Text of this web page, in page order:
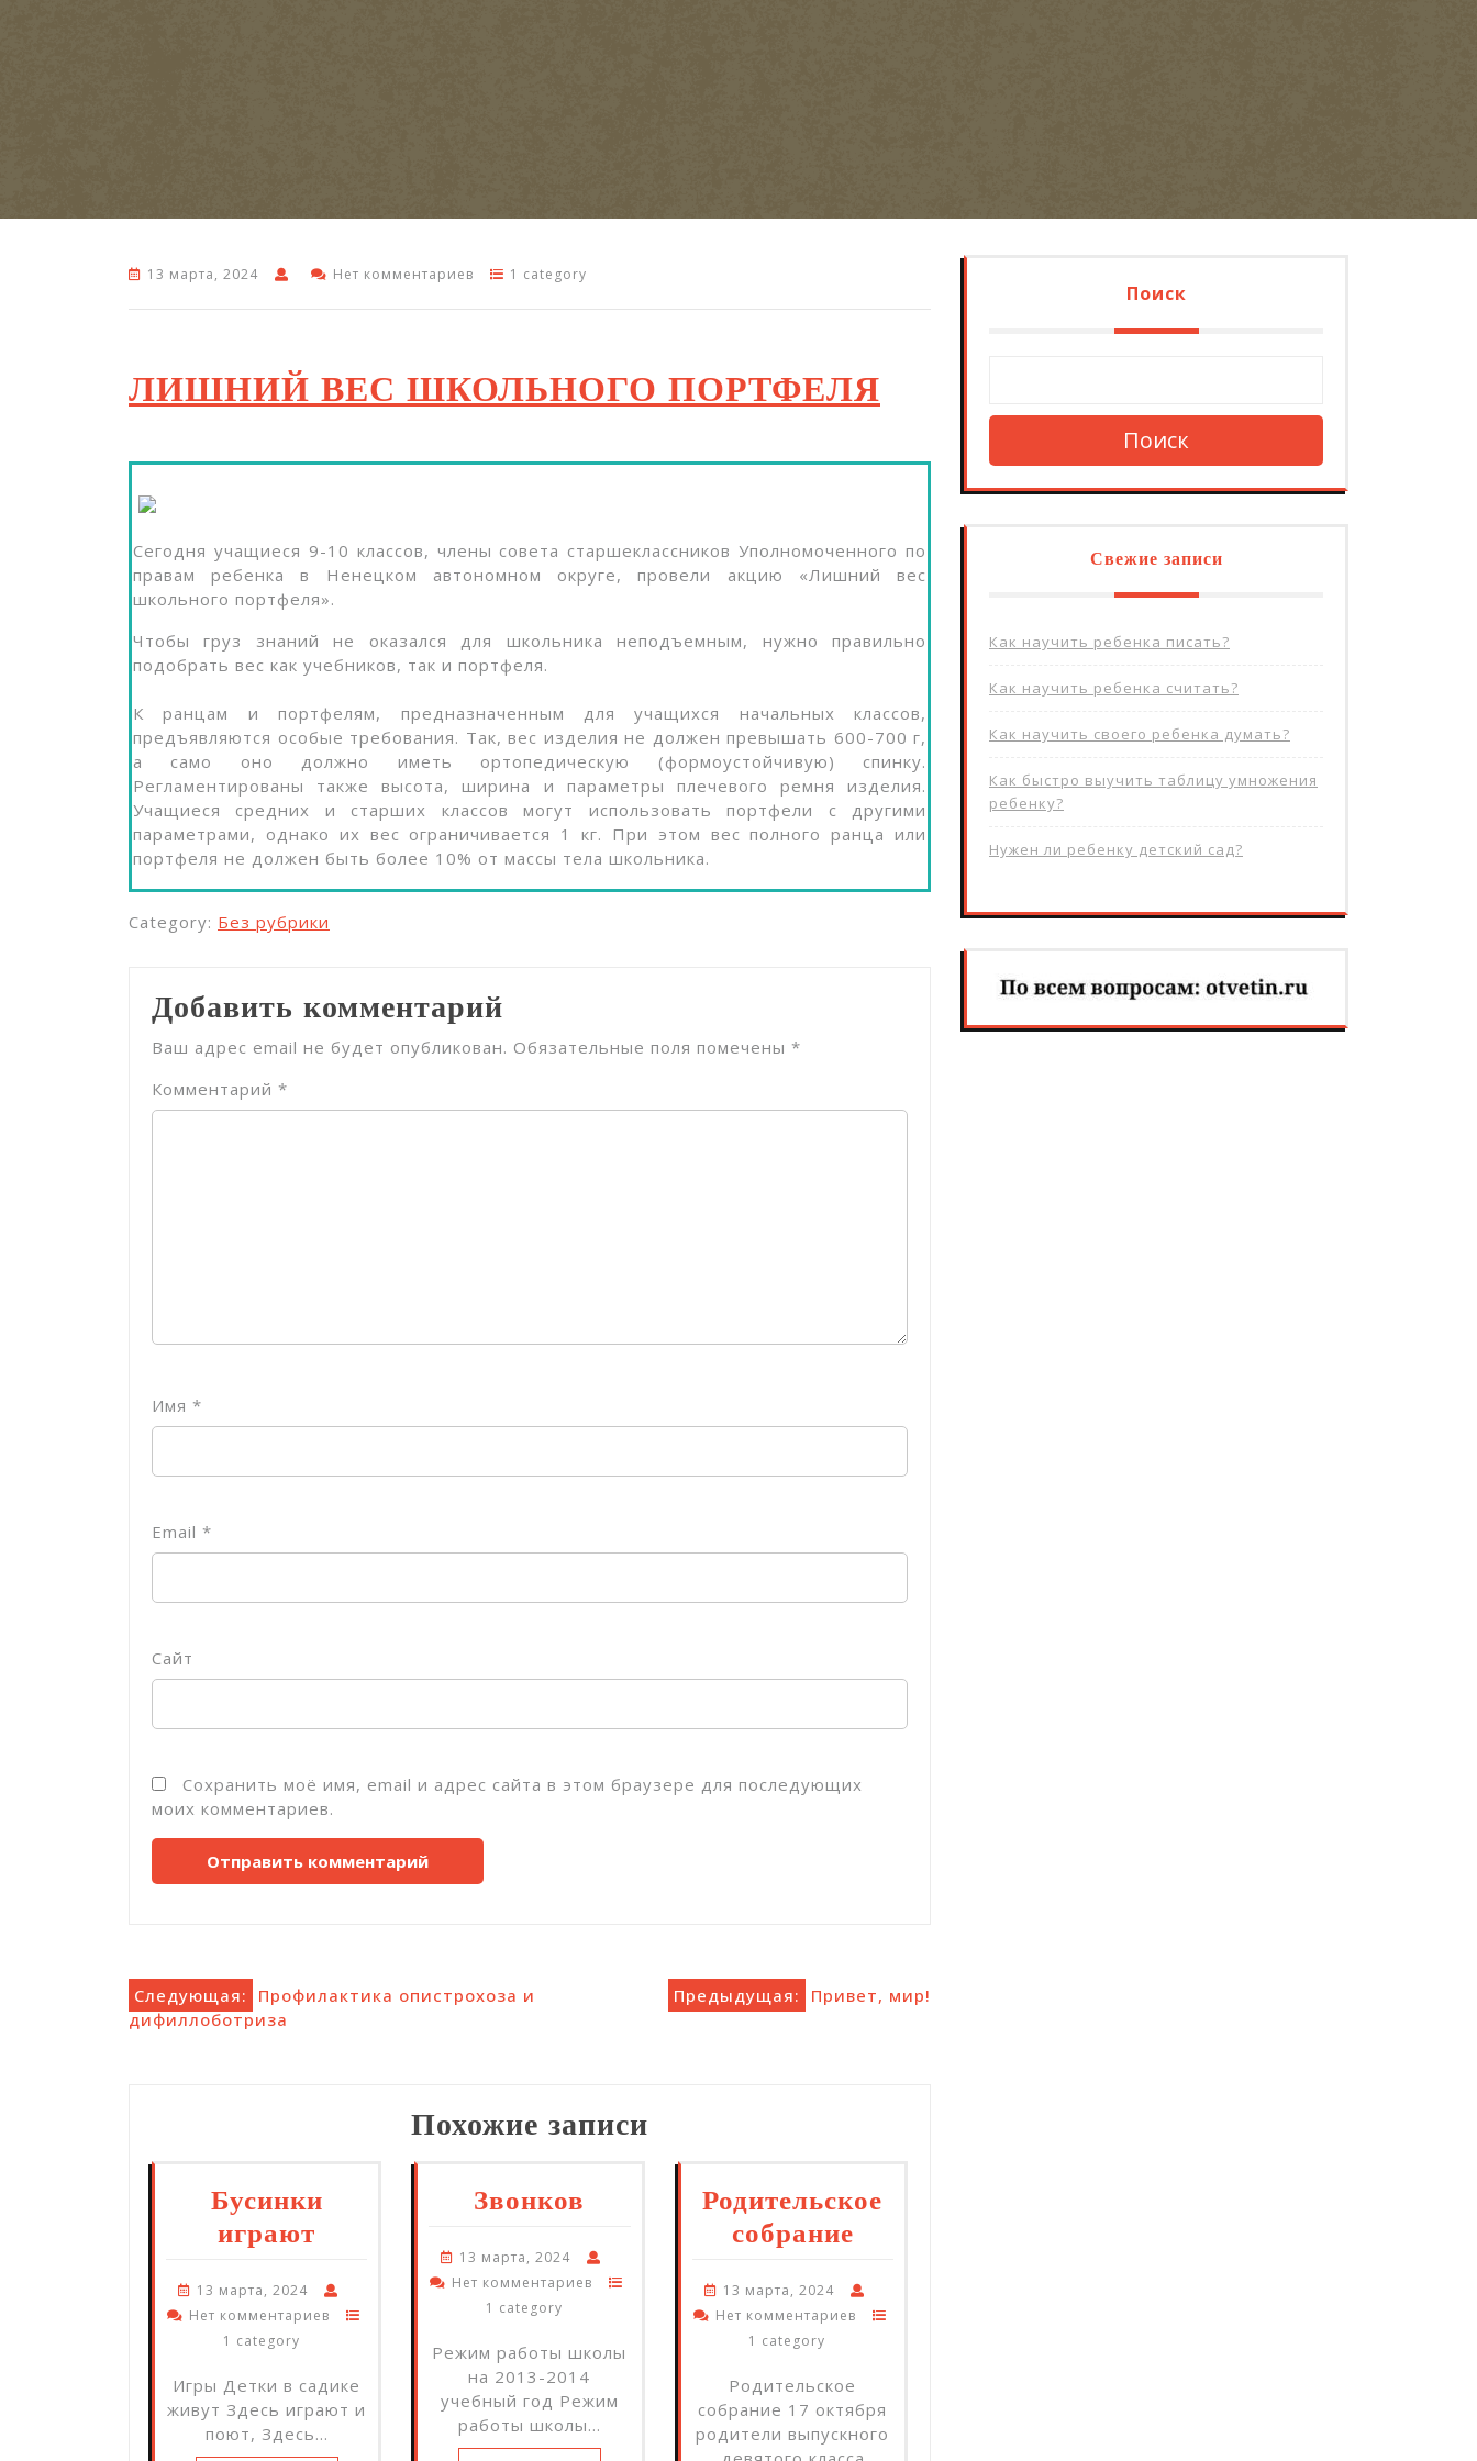
13 марта, 2024 Нет комментариев 1 category
ЛИШНИЙ ВЕС ШКОЛЬНОГО ПОРТФЕЛЯ
Сегодня учащиеся 9-10 классов, члены совета старшеклассников Уполномоченного по
правам ребенка в Ненецком автономном округе, провели акцию «Лишний вес
школьного портфеля».
Чтобы груз знаний не оказался для школьника неподъемным, нужно правильно
подобрать вес как учебников, так и портфеля.
К ранцам и портфелям, предназначенным для учащихся начальных классов,
предъявляются особые требования. Так, вес изделия не должен превышать 600-700 г,
а само оно должно иметь ортопедическую (формоустойчивую) спинку.
Регламентированы также высота, ширина и параметры плечевого ремня изделия.
Учащиеся средних и старших классов могут использовать портфели с другими
параметрами, однако их вес ограничивается 1 кг. При этом вес полного ранца или
портфеля не должен быть более 10% от массы тела школьника.
Category: Без рубрики
Добавить комментарий
Ваш адрес email не будет опубликован. Обязательные поля помечены *
Комментарий *
Имя *
Email *
Сайт
Сохранить моё имя, email и адрес сайта в этом браузере для последующих
моих комментариев.
Навигация
по
Предыдущая: Привет, мир!
Следующая:
Профилактика опистрохоза и
дифиллоботриза
Похожие записи
Бусинки
играют
13 марта, 2024
Нет комментариев
1 category
Игры Детки в садике
живут Здесь играют и
поют, Здесь…
Звонков
13 марта, 2024
Нет комментариев
1 category
Режим работы школы
на 2013-2014
учебный год Режим
работы школы…
Родительское
собрание
13 марта, 2024
Нет комментариев
1 category
Родительское
собрание 17 октября
родители выпускного
Поиск
Поиск
Свежие записи
Как научить ребенка писать?
Как научить ребенка считать?
Как научить своего ребенка думать?
Как быстро выучить таблицу умножения
ребенку?
Нужен ли ребенку детский сад?